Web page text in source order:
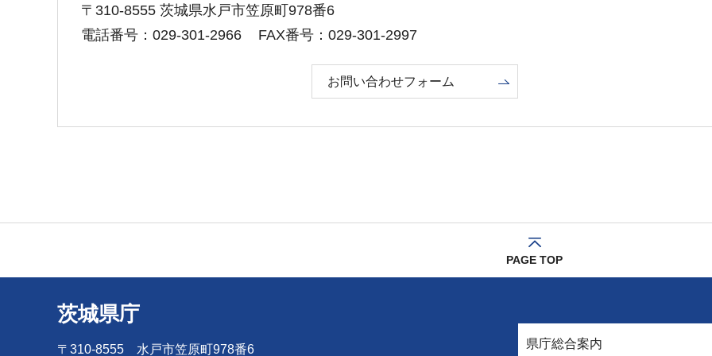
〒310-8555 茨城県水戸市笠原町978番6
電話番号：029-301-2966
FAX番号：029-301-2997
お問い合わせフォーム
PAGE TOP
茨城県庁
〒310-8555 水戸市笠原町978番6 県庁総合案内